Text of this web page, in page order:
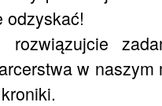
odzyskać!
w